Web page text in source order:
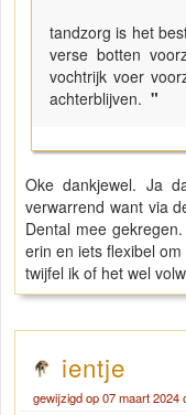
tandzorg is het
verse botten
vochtrijk voer
achterblijven. "
Oke dankjewel. Ja
verwarrend want via
Dental mee
erin en iets flexibel
twijfel ik of het wel
ientje
gewijzigd op 07 maart 2024